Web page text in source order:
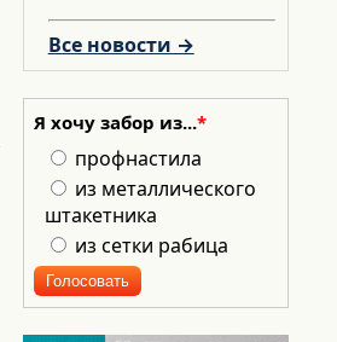
Все новости →
Я хочу забор из...*
профнастила
из металлического
штакетника
из сетки рабица